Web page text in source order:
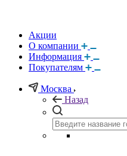
Акции
О компании
Информация
Покупателям
Москва
Назад